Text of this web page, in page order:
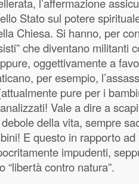
Stato sul potere
Chiesa. Si hanno, per
che diventano militanti
oggettivamente a
per esempio,
pure per i
Vale a dire a
della vita, sempre
E questo in rapporto ad
impudenti,
“libertà contro natura”.